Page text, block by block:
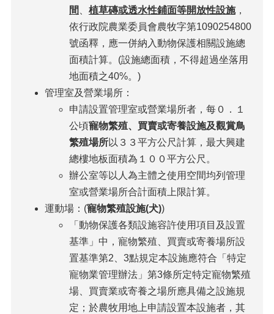
間 植草磚或透水性鋪面等開放性設施，
依行政院農業委員會農牧字第1090254800
號函釋，應一併納入動物保護相關設施總
面積計算。(設施總面積，不得超過坐落用
地面積之40%。)
管理室及營業場所：
申請設置管理室或營業場所者，每０．１
公頃寵物繁殖、買賣或寄養設施及觀賞鳥
繁殖場所以３３平方公尺計算，最大興建
總樓地板面積為１００平方公尺。
辦公室等以人為主體之使用空間均列管理
室或營業場所合計面積上限計算。
運動場：(寵物繁殖設施(犬))
「動物保護各類設施容許使用項目及設置
基準」中，寵物繁殖、買賣或寄養場所設
置基準第2、3點規定本設施應符合「特定
寵物業管理辦法」第3條所定特定寵物繁殖
場、買賣業或寄養之場所應具備之設施規
定；於農牧用地上申請設置本設施者，其